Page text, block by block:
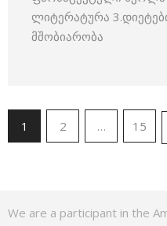
ლიტერატურა
მშობიარობა
1 2 … 15
We are a participant in the